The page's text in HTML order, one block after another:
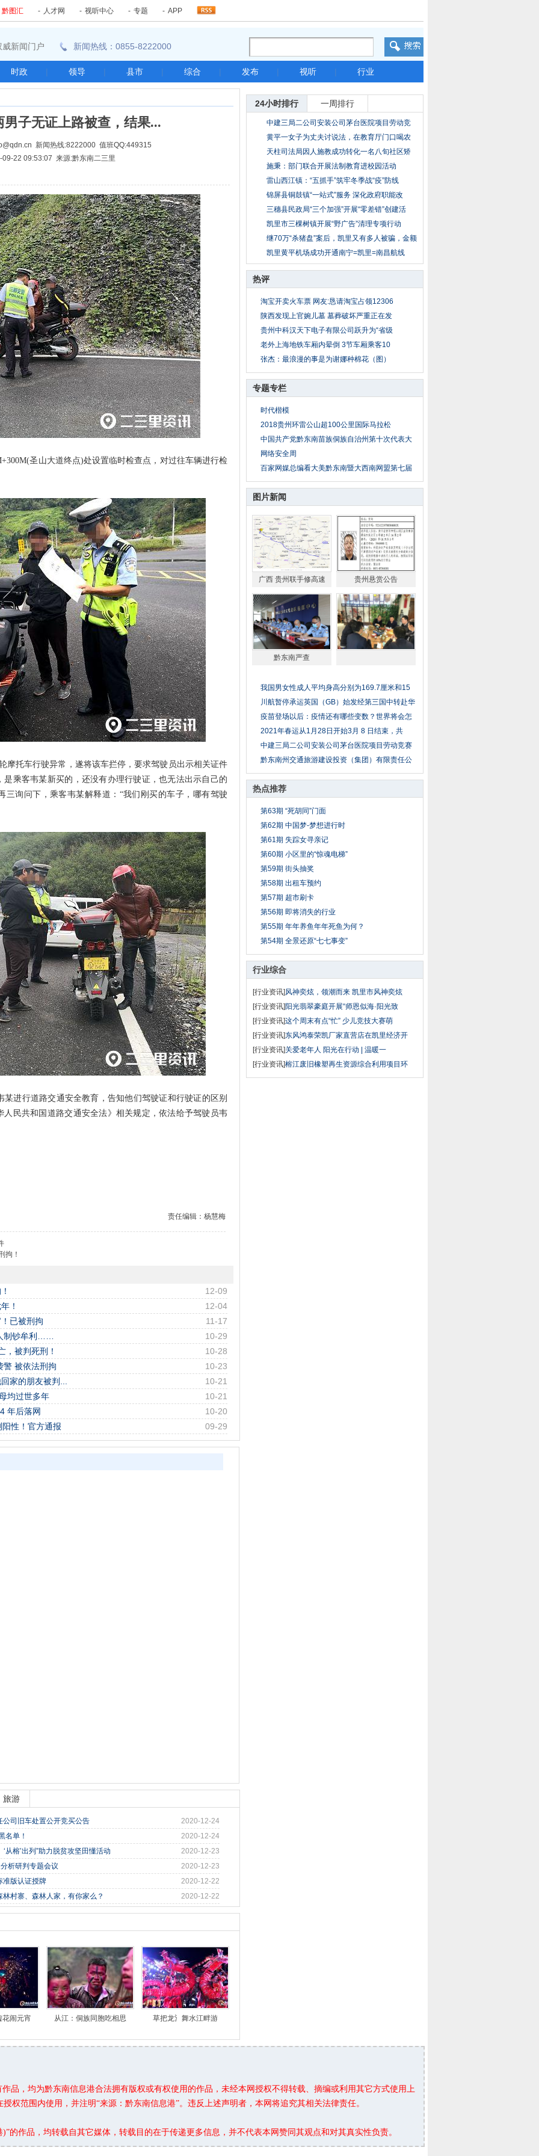
黔图汇 - 人才网 - 视听中心 - 专题 - APP
新闻门户 新闻热线：0855-8222000
时政 | 领导 | 县市 | 综合 | 发布 | 视听 | 行业
24小时排行 一周排行
中建三局二公司安装公司茅台医院项目劳动竞
赛开
黄平一女子为丈夫讨说法，在教育厅门口喝农
药，
天柱司法局因人施教成功转化一名八旬社区矫
正对
施秉：部门联合开展法制教育进校园活动
雷山西江镇：“五抓手”筑牢冬季战“疫”防线
锦屏县铜鼓镇“一站式”服务 深化政府职能改
三穗县民政局“三个加强”开展“零差错”创建活
凯里市三棵树镇开展“野广告”清理专项行动
继70万“杀猪盘”案后，凯里又有多人被骗，金额
凯里黄平机场成功开通南宁=凯里=南昌航线
热评
淘宝开卖火车票 网友:恳请淘宝占领12306
陕西发现上官婉儿墓 墓葬破坏严重正在发
贵州中科汉天下电子有限公司跃升为“省级
老外上海地铁车厢内晕倒 3节车厢乘客10
张杰：最浪漫的事是为谢娜种棉花（图）
专题专栏
时代楷模
2018贵州环雷公山超100公里国际马拉松
中国共产党黔东南苗族侗族自治州第十次代表大
网络安全周
百家网媒总编看大美黔东南暨大西南网盟第七届
图片新闻
广西 贵州联手修高速 贵州悬赏公告
黔东南严查
我国男女性成人平均身高分别为169.7厘米和15
川航暂停承运英国（GB）始发经第三国中转赴华
疫苗登场以后：疫情还有哪些变数？世界将会怎
2021年春运从1月28日开始3月 8 日结束，共
中建三局二公司安装公司茅台医院项目劳动竞赛
黔东南州交通旅游建设投资（集团）有限责任公
热点推荐
第63期 “死胡同”门面
第62期 中国梦-梦想进行时
第61期 失踪女寻亲记
第60期 小区里的“惊魂电梯”
第59期 街头抽奖
第58期 出租车预约
第57期 超市刷卡
第56期 即将消失的行业
第55期 年年养鱼年年死鱼为何？
第54期 全景还原“七七事变”
行业综合
[行业资讯]风神奕炫，领潮而来 凯里市风神奕炫
[行业资讯]阳光翡翠豪庭开展“师恩似海·阳光致
[行业资讯]这个周末有点“忙” 少儿竞技大赛萌
[行业资讯]东风鸿泰荣凯厂家直营店在凯里经济开
[行业资讯]关爱老年人 阳光在行动 | 温暖一
[行业资讯]榕江废旧橡塑再生资源综合利用项目环
子无证上路被查，结果...
新闻热线:8222000 值班QQ:449315
09-22 09:53:07 来源:黔东南二三里
圣山大道终点)处设置临时检查点，对过往车辆进行检
托车行驶异常，遂将该车拦停，要求驾驶员出示相关证件
乘客韦某新买的，还没有办理行驶证，也无法出示自己的
三询问下，乘客韦某解释道：“我们刚买的车子，哪有驾驶
行道路交通安全教育，告知他们驾驶证和行驶证的区别
民共和国道路交通安全法》相关规定，依法给予驾驶员韦
责任编辑：杨慧梅
拘！
12-09
12-04
！
11-17
已被刑拘
10-29
制钞牟利……
10-28
，被判死刑！
10-23
警 被依法刑拘
10-21
家的朋友被判...
10-21
均过世多年
10-20
年后落网
09-29
性！官方通报
旅游
2020-12-24
司旧车处置公开竞买公告
2020-12-24
名单！
2020-12-23
从榕’出列”助力脱贫攻坚田懂活动
2020-12-23
析研判专题会议
2020-12-22
准版认证授牌
2020-12-22
村寨、森林人家，有你家么？
花闹元宵 从江：侗族同胞吃相思 草把龙氵舞水江畔游
品，均为黔东南信息港合法拥有版权或有权使用的作品，未经本网授权不得转载、摘编或利用其它方式使用上
权范围内使用，并注明“来源：黔东南信息港”。违反上述声明者，本网将追究其相关法律责任。
的作品，均转载自其它媒体，转载目的在于传递更多信息，并不代表本网赞同其观点和对其真实性负责。